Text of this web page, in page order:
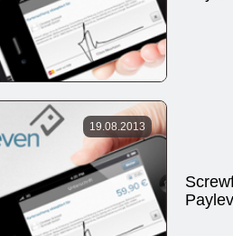
19.08.2013